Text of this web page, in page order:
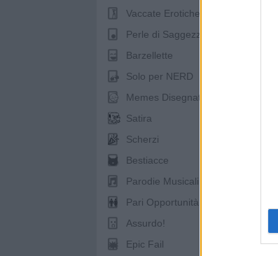
Vaccate Erotiche
Perle di Saggezza
Barzellette
Solo per NERD
Memes Disegnati
Satira
Scherzi
Bestiacce
Parodie Musicali
Pari Opportunità
Assurdo!
Epic Fail